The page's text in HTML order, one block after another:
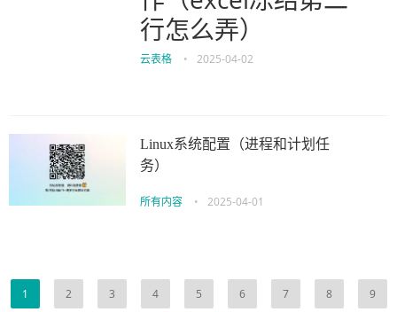
行怎么弄）
云表格 • 2025-04-02
Linux系统配置（进程和计划任
务）
所有内容 • 2025-04-01
1 2 3 4 5 6 7 8 9